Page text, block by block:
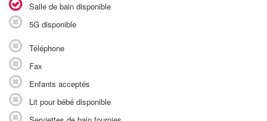
Salle de bain disponible
5G disponible
Téléphone
Fax
Enfants acceptés
Lit pour bébé disponible